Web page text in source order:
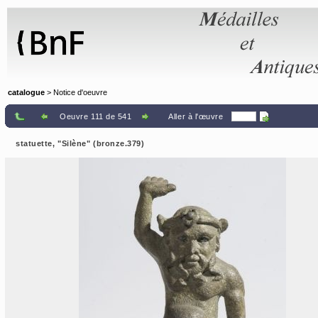
catalogue > Notice d'oeuvre
Oeuvre 111 de 541 Aller à l'œuvre
statuette, "Silène" (bronze.379)